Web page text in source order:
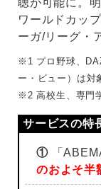
聴が可能に。
ワールドカッ
ーガ/リーグ・
※1 プロ野球、
ー・ビュー）は対
※2 高校生、専門
①「
のおよそ半